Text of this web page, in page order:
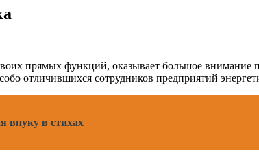
прямых функций, оказывает большое внимание
отличившихся сотрудников предприятий
внуку в стихах